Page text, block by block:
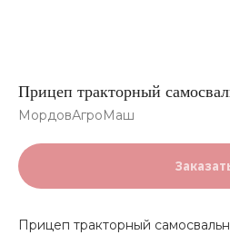
Прицеп тракторный
МордовАгроМаш
Прицеп тракторный